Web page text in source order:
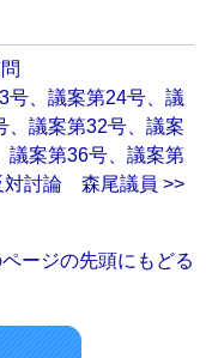
号、議案第24号、議
、議案第32号、議案
議案第36号、議案第
対討論 森尾議員 >>
ージの先頭にもどる